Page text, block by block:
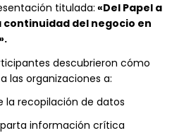
titulada: «Del Papel a
del negocio en
descubrieron cómo
las organizaciones a:
recopilación de datos
información crítica